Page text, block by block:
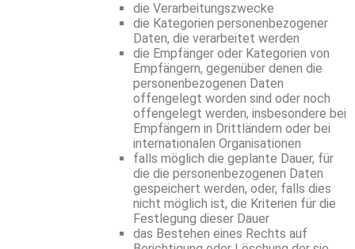
die Verarbeitungszwecke
die Kategorien personenbezogener
Daten, die verarbeitet werden
die Empfänger oder Kategorien von
Empfängern, gegenüber denen die
personenbezogenen Daten
offengelegt worden sind oder noch
offengelegt werden, insbesondere bei
Empfängern in Drittländern oder bei
internationalen Organisationen
falls möglich die geplante Dauer, für
die die personenbezogenen Daten
gespeichert werden, oder, falls dies
nicht möglich ist, die Kriterien für die
Festlegung dieser Dauer
das Bestehen eines Rechts auf